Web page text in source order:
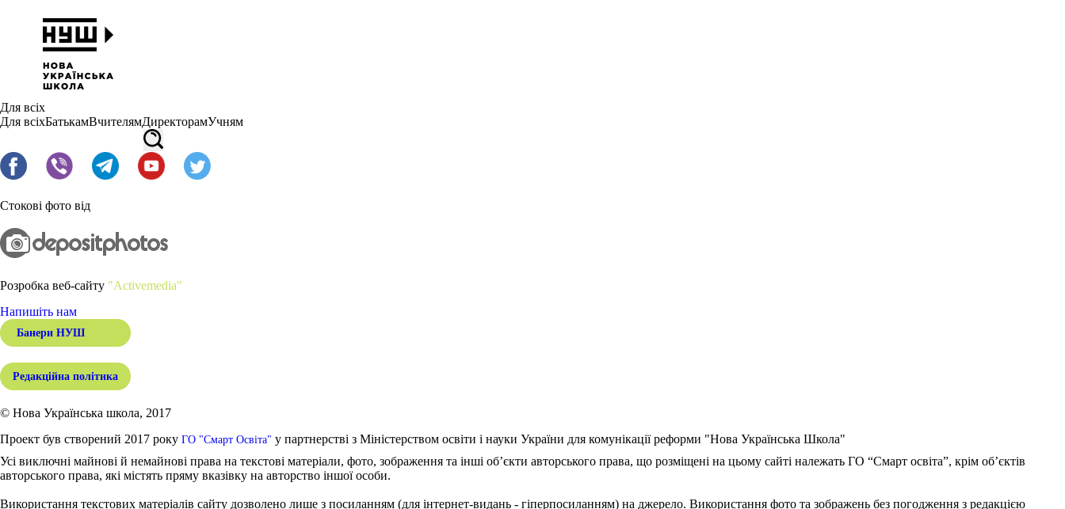
Для всіх
Для всіхБатькамВчителямДиректорамУчням
Стокові фото від
Розробка веб-сайту "Activemedia"
Напишіть нам
Банери НУШ
Редакційна політика
© Нова Українська школа, 2017
Проект був створений 2017 року ГО "Смарт Освіта" у партнерстві з Міністерством освіти і науки України для комунікації реформи "Нова Українська Школа"
Усі виключні майнові й немайнові права на текстові матеріали, фото, зображення та інші об’єкти авторського права, що розміщені на цьому сайті належать ГО “Смарт освіта”, крім об’єктів
авторського права, які містять пряму вказівку на авторство іншої особи.
Використання текстових матеріалів сайту дозволено лише з посиланням (для інтернет-видань - гіперпосиланням) на джерело. Використання фото та зображень без погодження з редакцією